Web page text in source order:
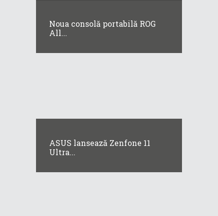
Noua consolă portabilă ROG
All...
ASUS lansează Zenfone 11
Ultra...